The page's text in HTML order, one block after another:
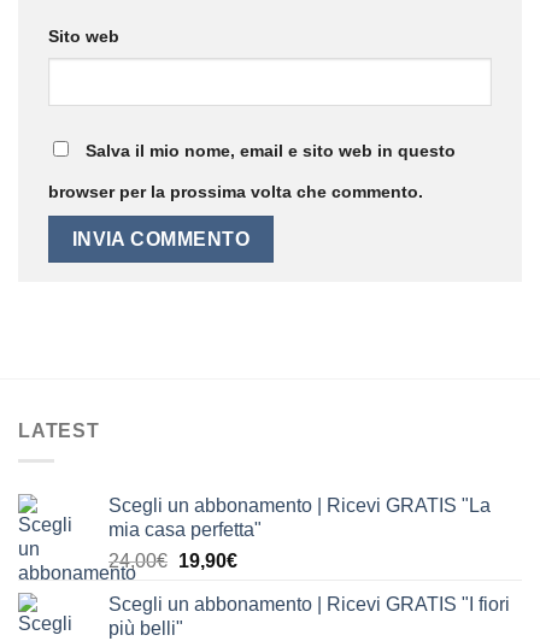
Sito web
Salva il mio nome, email e sito web in questo
browser per la prossima volta che commento.
LATEST
Scegli un abbonamento | Ricevi GRATIS "La
mia casa perfetta"
24,00€ Il
originale
19,90€Il
attuale
Scegli un abbonamento | Ricevi GRATIS "I fiori
più belli"